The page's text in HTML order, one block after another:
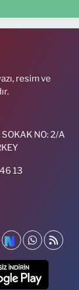
resim ve
NO: 2/A
13